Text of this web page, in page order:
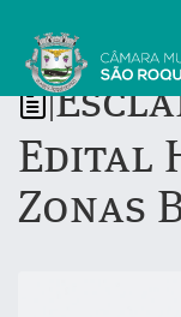
Edital
Zonas